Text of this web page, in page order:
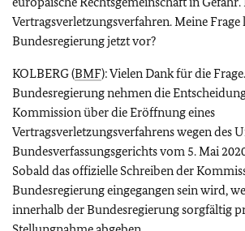
Vertragsverletzungsverfahren. Meine Frage
Bundesregierung jetzt vor?
KOLBERG (BMF): Vielen Dank für die
Bundesregierung nehmen die
Kommission über die Eröffnung eines
Vertragsverletzungsverfahrens wegen des
Bundesverfassungsgerichts vom 5. Mai
Sobald das offizielle Schreiben der
Bundesregierung eingegangen sein wird,
innerhalb der Bundesregierung sorgfältig